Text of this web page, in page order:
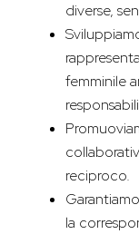
diverse,
femminile
reciproco.
la